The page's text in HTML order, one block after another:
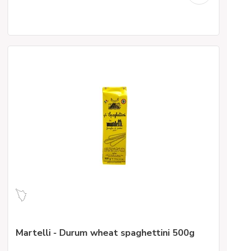
Martelli - Durum wheat spaghettini 500g